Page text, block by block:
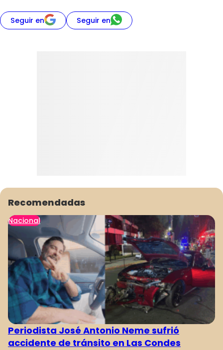
Seguir en Seguir en
Recomendadas
Nacional
Periodista José Antonio Neme sufrió
accidente de tránsito en Las Condes